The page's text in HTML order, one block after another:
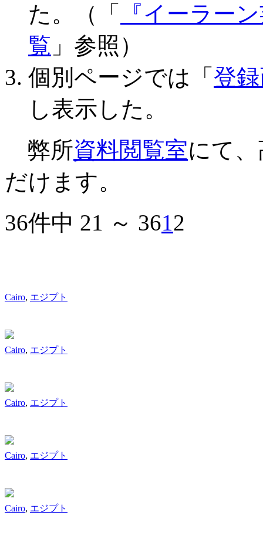
た。（「
『イーラー
覧 」参照）
個別ページでは「 登
し表示した。
弊所資料閲覧室にて
だけます。
36件中 21 ～ 3612
Cairo, エジプト
Cairo, エジプト
Cairo, エジプト
Cairo, エジプト
Cairo, エジプト